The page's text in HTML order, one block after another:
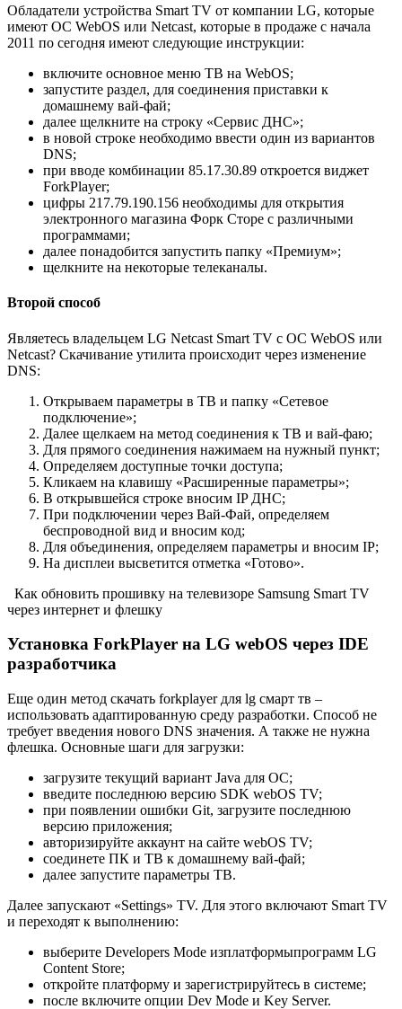
Обладатели устройства Smart TV от компании LG, которые
имеют ОС WebOS или Netcast, которые в продаже с начала
2011 по сегодня имеют следующие инструкции:
включите основное меню ТВ на WebOS;
запустите раздел, для соединения приставки к
домашнему вай-фай;
далее щелкните на строку «Сервис ДНС»;
в новой строке необходимо ввести один из вариантов
DNS;
при вводе комбинации 85.17.30.89 откроется виджет
ForkPlayer;
цифры 217.79.190.156 необходимы для открытия
электронного магазина Форк Сторе с различными
программами;
далее понадобится запустить папку «Премиум»;
щелкните на некоторые телеканалы.
Второй способ
Являетесь владельцем LG Netcast Smart TV с ОС WebOS или
Netcast? Скачивание утилита происходит через изменение
DNS:
Открываем параметры в ТВ и папку «Сетевое
подключение»;
Далее щелкаем на метод соединения к ТВ и вай-фаю;
Для прямого соединения нажимаем на нужный пункт;
Определяем доступные точки доступа;
Кликаем на клавишу «Расширенные параметры»;
В открывшейся строке вносим IP ДНС;
При подключении через Вай-Фай, определяем
беспроводной вид и вносим код;
Для объединения, определяем параметры и вносим IP;
На дисплеи высветится отметка «Готово».
Как обновить прошивку на телевизоре Samsung Smart TV
через интернет и флешку
Установка ForkPlayer на LG webOS через IDE
разработчика
Еще один метод скачать forkplayer для lg смарт тв –
использовать адаптированную среду разработки. Способ не
требует введения нового DNS значения. А также не нужна
флешка. Основные шаги для загрузки:
загрузите текущий вариант Java для ОС;
введите последнюю версию SDK webOS TV;
при появлении ошибки Git, загрузите последнюю
версию приложения;
авторизируйте аккаунт на сайте webOS TV;
соединете ПК и ТВ к домашнему вай-фай;
далее запустите параметры ТВ.
Далее запускают «Settings» TV. Для этого включают Smart TV
и переходят к выполнению:
выберите Developers Mode изплатформыпрограмм LG
Content Store;
откройте платформу и зарегистрируйтесь в системе;
после включите опции Dev Mode и Key Server.